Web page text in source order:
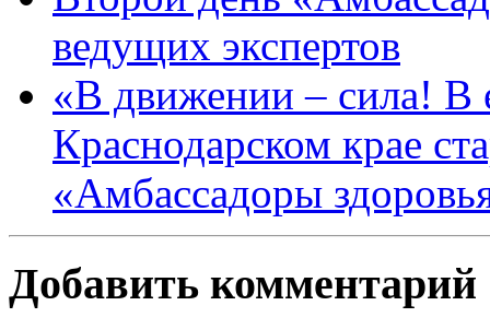
ведущих экспертов
«В движении – сила! В
Краснодарском крае
«Амбассадоры
Добавить комментарий